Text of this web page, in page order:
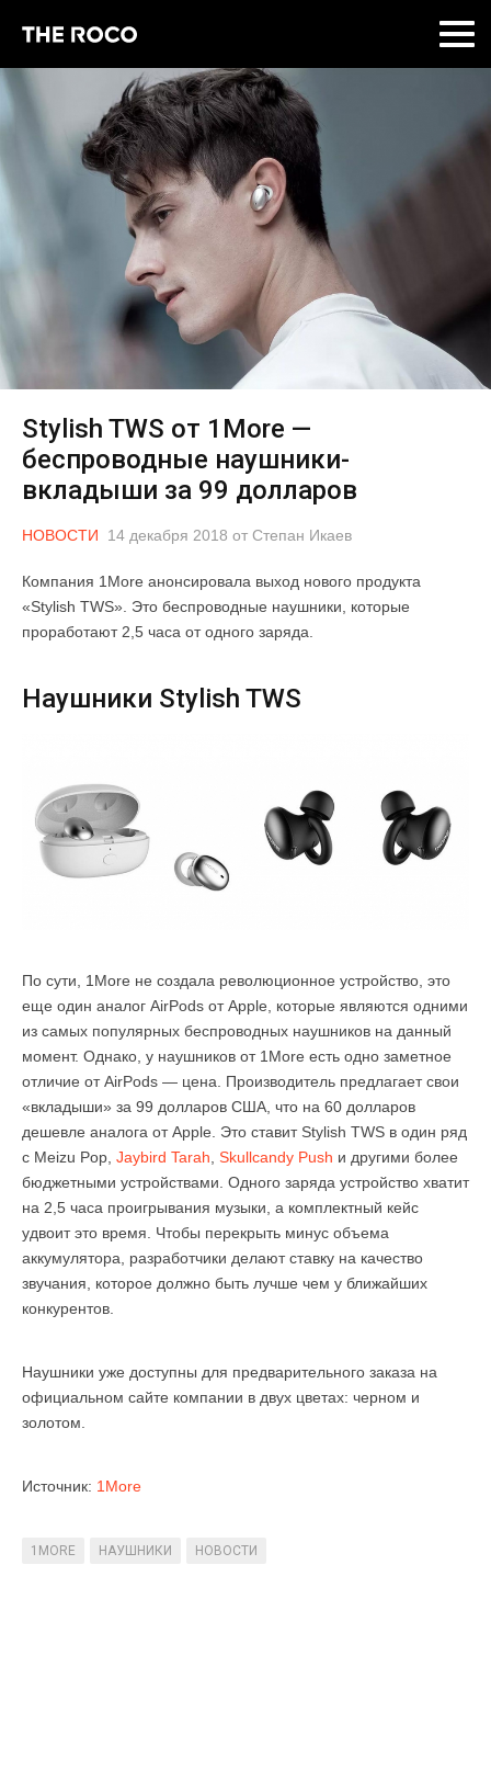
Stylish TWS от 1More —
беспроводные наушники-
вкладыши за 99 долларов
НОВОСТИ 14 декабря 2018 от Степан Икаев
Компания 1More анонсировала выход нового продукта
«Stylish TWS». Это беспроводные наушники, которые
проработают 2,5 часа от одного заряда.
Наушники Stylish TWS
По сути, 1More не создала революционное устройство, это
еще один аналог AirPods от Apple, которые являются одними
из самых популярных беспроводных наушников на данный
момент. Однако, у наушников от 1More есть одно заметное
отличие от AirPods — цена. Производитель предлагает свои
«вкладыши» за 99 долларов США, что на 60 долларов
дешевле аналога от Apple. Это ставит Stylish TWS в один ряд
с Meizu Pop, Jaybird Tarah, Skullcandy Push и другими более
бюджетными устройствами. Одного заряда устройство хватит
на 2,5 часа проигрывания музыки, а комплектный кейс
удвоит это время. Чтобы перекрыть минус объема
аккумулятора, разработчики делают ставку на качество
звучания, которое должно быть лучше чем у ближайших
конкурентов.
Наушники уже доступны для предварительного заказа на
официальном сайте компании в двух цветах: черном и
золотом.
Источник: 1More
1MORE НАУШНИКИ НОВОСТИ